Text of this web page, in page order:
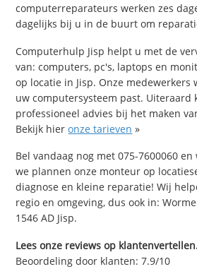
computerreparateurs werken zes
dagelijks bij u in de buurt om
Computerhulp Jisp helpt u met de
van: computers, pc's, laptops en
op locatie in Jisp. Onze medewerkers
uw computersysteem past. Uiteraard
professioneel advies bij het maken
Bekijk hieronze tarieven »
Bel vandaag nog met 075-7600060
we plannen onze monteur op
diagnose en kleine reparatie! Wij
regio en omgeving, dus ook in:
1546 AD Jisp.
Lees onze reviews op
Beoordeling door klanten:7.9/10